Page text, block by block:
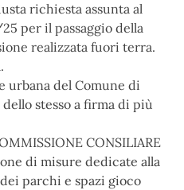
richiesta assunta al
per il passaggio della
realizzata fuori terra.
urbana del Comune di
stesso a firma di più
CONSILIARE
di misure dedicate alla
parchi e spazi gioco